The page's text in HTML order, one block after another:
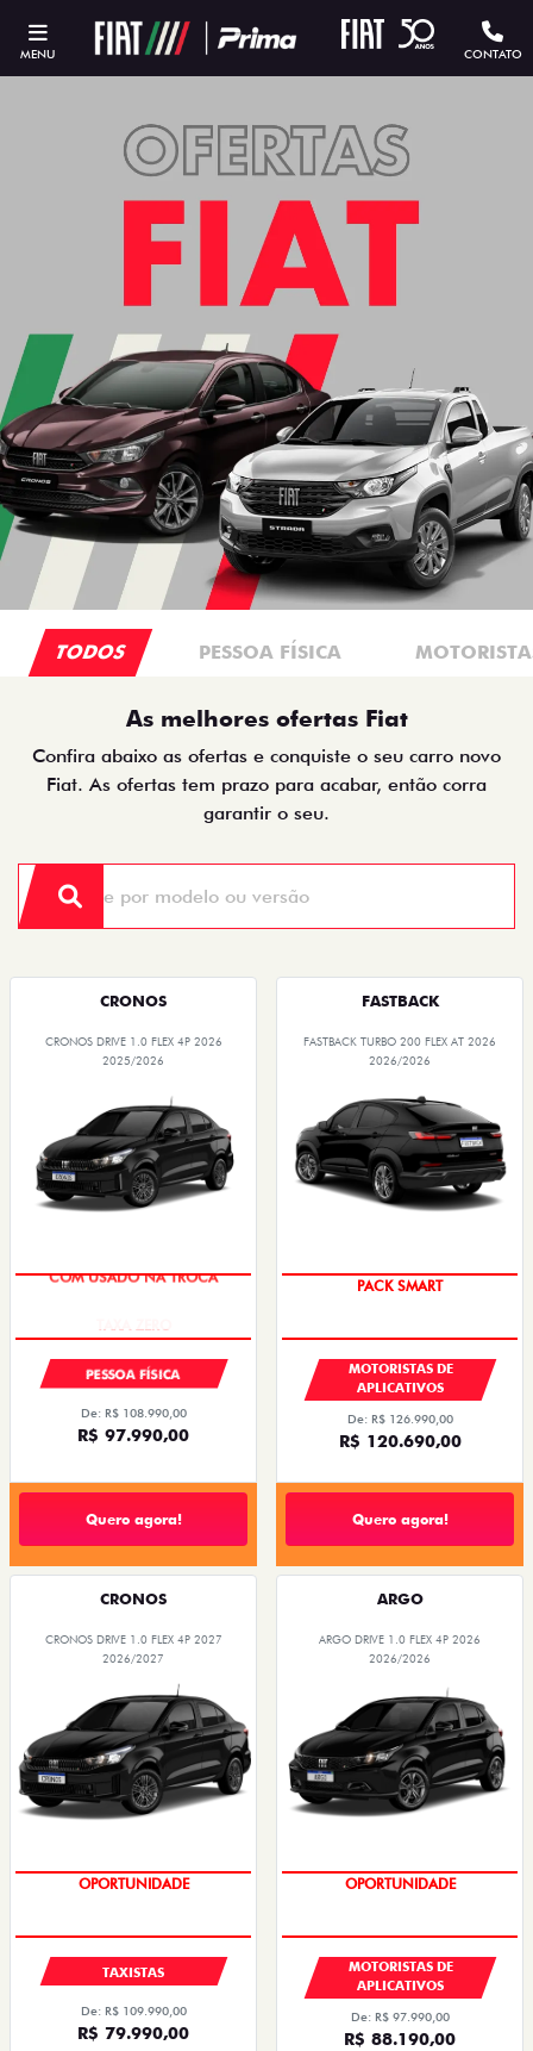
MENU CONTATO
TODOS PESSOA FÍSICA
As melhores ofertas Fiat
Confira abaixo as ofertas e conquiste o seu carro novo
Fiat. As ofertas tem prazo para acabar, então corra
garantir o seu.
CRONOS
CRONOS DRIVE 1.0 FLEX 4P 2026
2025/2026
COM USADO NA TROCA
PESSOA FÍSICA
De: R$ 108.990,00
R$ 97.990,00
Quero agora!
FASTBACK
FASTBACK TURBO 200 FLEX AT 2026
2026/2026
PACK SMART
MOTORISTAS DE
APLICATIVOS
De: R$ 126.990,00
R$ 120.690,00
Quero agora!
CRONOS
CRONOS DRIVE 1.0 FLEX 4P 2027
2026/2027
OPORTUNIDADE
TAXISTAS
De: R$ 109.990,00
R$ 79.990,00
ARGO
ARGO DRIVE 1.0 FLEX 4P 2026
2026/2026
OPORTUNIDADE
MOTORISTAS DE
APLICATIVOS
De: R$ 97.990,00
R$ 88.190,00